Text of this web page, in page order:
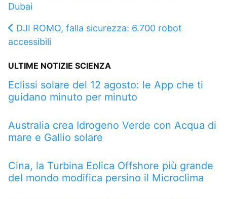
Dubai
DJI ROMO, falla sicurezza: 6.700 robot
accessibili
ULTIME NOTIZIE SCIENZA
Eclissi solare del 12 agosto: le App che ti
guidano minuto per minuto
Australia crea Idrogeno Verde con Acqua di
mare e Gallio solare
Cina, la Turbina Eolica Offshore più grande
del mondo modifica persino il Microclima